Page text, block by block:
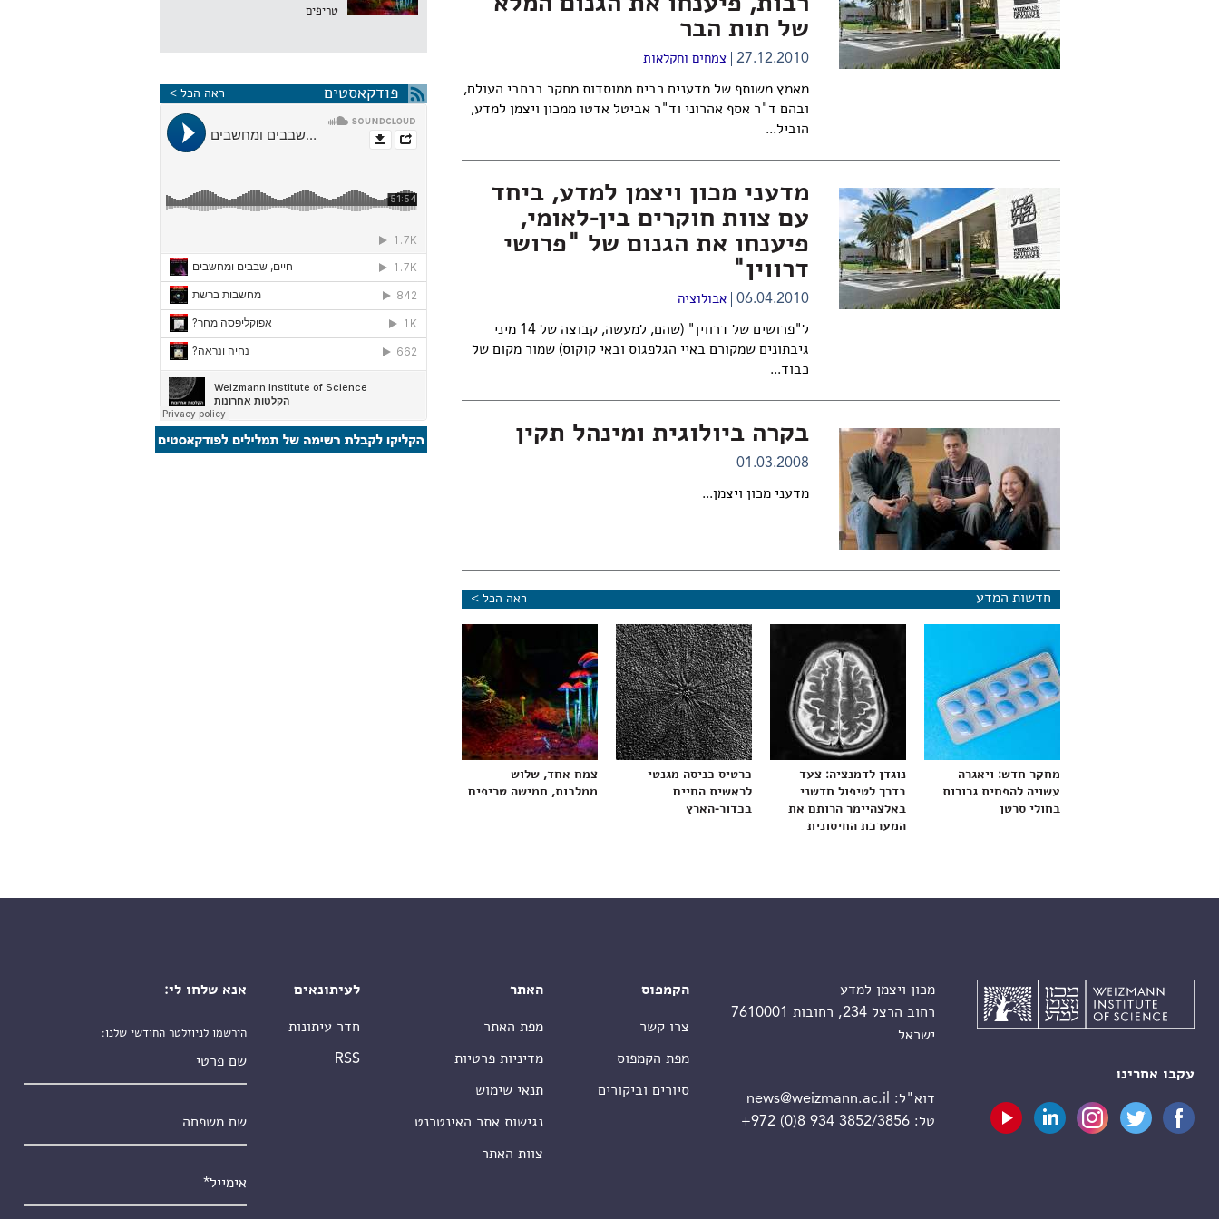
של תות הבר
27.12.2010 צמחים וחקלאות
מאמץ משותף של מדענים רבים ממוסדות מחקר ברחבי העולם,
ובהם ד"ר אסף אהרוני וד"ר אביטל אדטו ממכון ויצמן למדע,
הוביל...
מדעני מכון ויצמן למדע, ביחד
עם צוות חוקרים בין-לאומי,
פיענחו את הגנום של "פרושי
דרווין"
06.04.2010 אבולוציה
ל"פרושים של דרווין" (שהם, למעשה, קבוצה של 14 מיני
גיבתונים שמקורם באיי הגלפגוס ובאי קוקוס) שמור מקום של
כבוד...
בקרה ביולוגית ומינהל תקין
01.03.2008
מדעני מכון ויצמן...
חדשות המדע ראה הכל >
מחקר חדש: ויאגרה
עשויה להפחית גרורות
בחולי סרטן
נוגדן לדמנציה: צעד
בדרך לטיפול חדשני
באלצהיימר הרותם את
המערכת החיסונית
כרטיס כניסה מגנטי
לראשית החיים
בכדור-הארץ
צמח אחד, שלוש
ממלכות, חמישה טריפים
טריפים
פודקאסטים ראה הכל >
עקבו אחרינו
מכון ויצמן למדע
רחוב הרצל 234, רחובות 7610001
ישראל
דוא"ל:
news@weizmann.ac.il
טל:+972 (0)8 934 3852/3856
הקמפוס
צרו קשר
מפת הקמפוס
סיורים וביקורים
האתר
מפת האתר
מדיניות פרטיות
תנאי שימוש
נגישות אתר האינטרנט
צוות האתר
לעיתונאים
חדר עיתונות
RSS
אנא שלחו לי:
הירשמו לניוזלטר החודשי שלנו: